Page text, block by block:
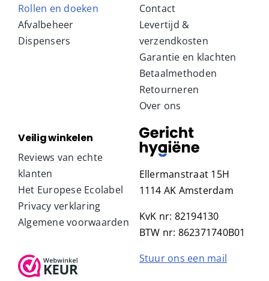
Rollen en doeken
Afvalbeheer
Dispensers
Contact
Levertijd &
verzendkosten
Garantie en klachten
Betaalmethoden
Retourneren
Over ons
Veilig winkelen
Reviews van echte
klanten
Het Europese Ecolabel
Privacy verklaring
Algemene voorwaarden
Ellermanstraat 15H
1114 AK Amsterdam
KvK nr: 82194130
BTW nr: 862371740B01
Stuur ons een mail